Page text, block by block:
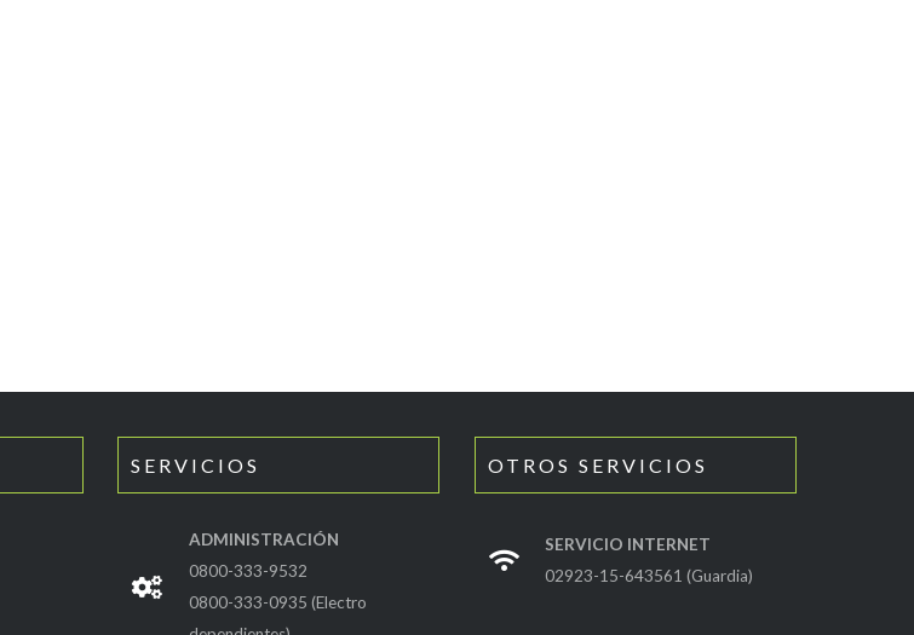
SERVICIOS
ADMINISTRACIÓN
0800-333-9532
0800-333-0935 (Electro
OTROS SERVICIOS
SERVICIO INTERNET
02923-15-643561 (Guardia)